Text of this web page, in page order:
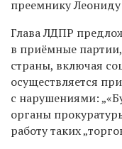
преемнику
Глава ЛДПР
в приёмные партии,
страны, включая
осуществляется
с нарушениями:
органы
работу таких